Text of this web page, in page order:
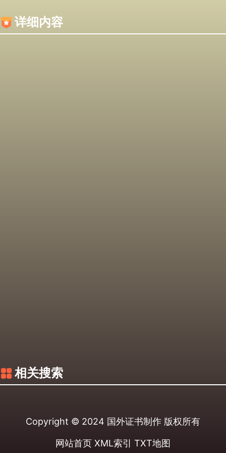
详细内容
相关搜索
Copyright © 2024 国外证书制作 版权所有
网站首页 XML索引 TXT地图